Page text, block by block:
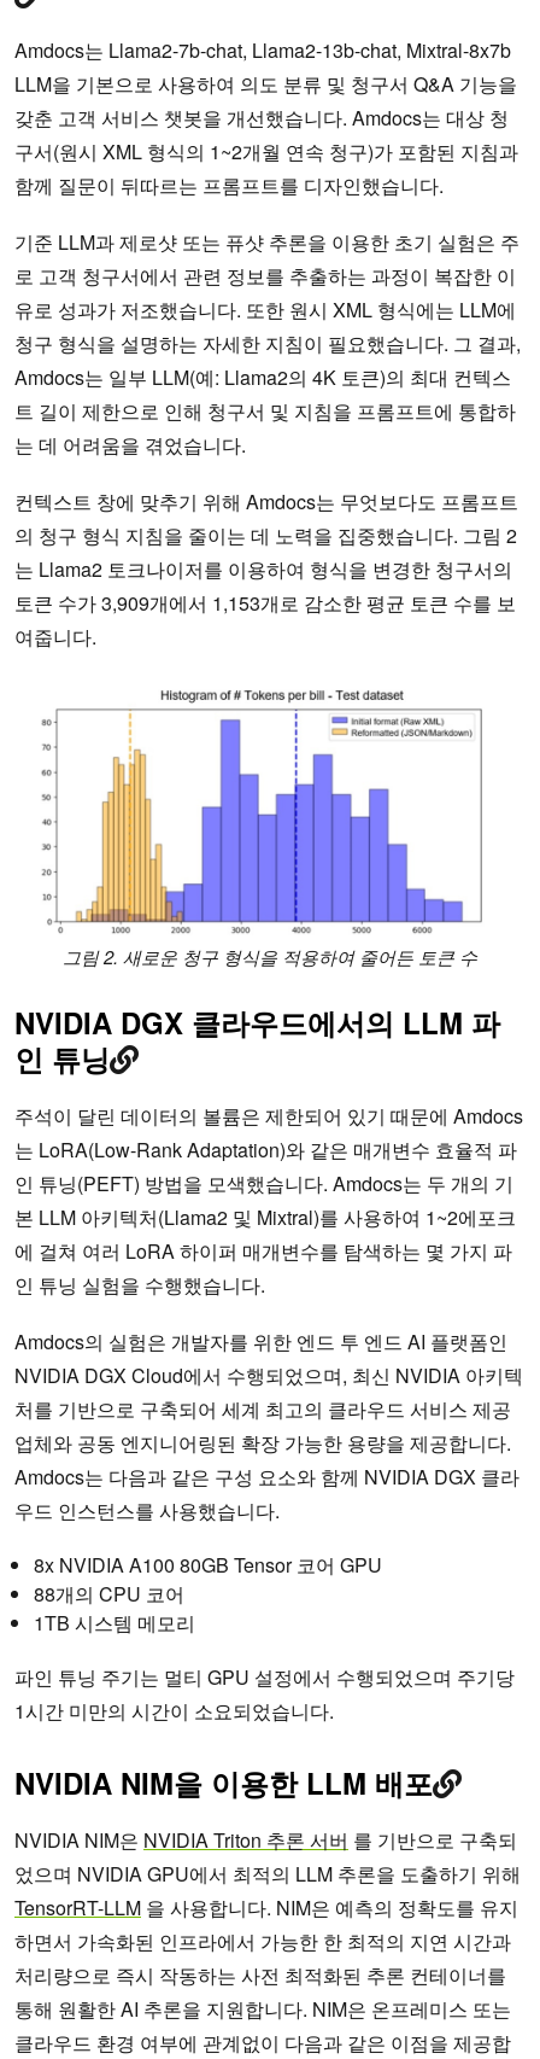
Amdocs는 Llama2-7b-chat, Llama2-13b-chat, Mixtral-8x7b
LLM을 기본으로 사용하여 의도 분류 및 청구서 Q&A 기능을
갖춘 고객 서비스 챗봇을 개선했습니다. Amdocs는 대상 청
구서(원시 XML 형식의 1~2개월 연속 청구)가 포함된 지침과
함께 질문이 뒤따르는 프롬프트를 디자인했습니다.
기준 LLM과 제로샷 또는 퓨샷 추론을 이용한 초기 실험은 주
로 고객 청구서에서 관련 정보를 추출하는 과정이 복잡한 이
유로 성과가 저조했습니다. 또한 원시 XML 형식에는 LLM에
청구 형식을 설명하는 자세한 지침이 필요했습니다. 그 결과,
Amdocs는 일부 LLM(예: Llama2의 4K 토큰)의 최대 컨텍스
트 길이 제한으로 인해 청구서 및 지침을 프롬프트에 통합하
는 데 어려움을 겪었습니다.
컨텍스트 창에 맞추기 위해 Amdocs는 무엇보다도 프롬프트
의 청구 형식 지침을 줄이는 데 노력을 집중했습니다. 그림 2
는 Llama2 토크나이저를 이용하여 형식을 변경한 청구서의
토큰 수가 3,909개에서 1,153개로 감소한 평균 토큰 수를 보
여줍니다.
그림 2. 새로운 청구 형식을 적용하여 줄어든 토큰 수
NVIDIA DGX 클라우드에서의 LLM 파
인 튜닝
주석이 달린 데이터의 볼륨은 제한되어 있기 때문에 Amdocs
는 LoRA(Low-Rank Adaptation)와 같은 매개변수 효율적 파
인 튜닝(PEFT) 방법을 모색했습니다. Amdocs는 두 개의 기
본 LLM 아키텍처(Llama2 및 Mixtral)를 사용하여 1~2에포크
에 걸쳐 여러 LoRA 하이퍼 매개변수를 탐색하는 몇 가지 파
인 튜닝 실험을 수행했습니다.
Amdocs의 실험은 개발자를 위한 엔드 투 엔드 AI 플랫폼인
NVIDIA DGX Cloud에서 수행되었으며, 최신 NVIDIA 아키텍
처를 기반으로 구축되어 세계 최고의 클라우드 서비스 제공
업체와 공동 엔지니어링된 확장 가능한 용량을 제공합니다.
Amdocs는 다음과 같은 구성 요소와 함께 NVIDIA DGX 클라
우드 인스턴스를 사용했습니다.
8x NVIDIA A100 80GB Tensor 코어 GPU
88개의 CPU 코어
1TB 시스템 메모리
파인 튜닝 주기는 멀티 GPU 설정에서 수행되었으며 주기당
1시간 미만의 시간이 소요되었습니다.
NVIDIA NIM을 이용한 LLM 배포
NVIDIA NIM은 NVIDIA Triton 추론 서버 를 기반으로 구축되
었으며 NVIDIA GPU에서 최적의 LLM 추론을 도출하기 위해
TensorRT-LLM 을 사용합니다. NIM은 예측의 정확도를 유지
하면서 가속화된 인프라에서 가능한 한 최적의 지연 시간과
처리량으로 즉시 작동하는 사전 최적화된 추론 컨테이너를
통해 원활한 AI 추론을 지원합니다. NIM은 온프레미스 또는
클라우드 환경 여부에 관계없이 다음과 같은 이점을 제공합